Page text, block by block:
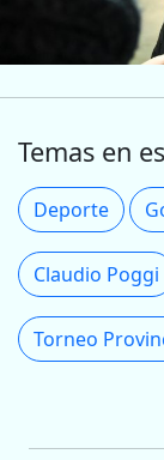
Temas en
Deporte
Claudio Poggi